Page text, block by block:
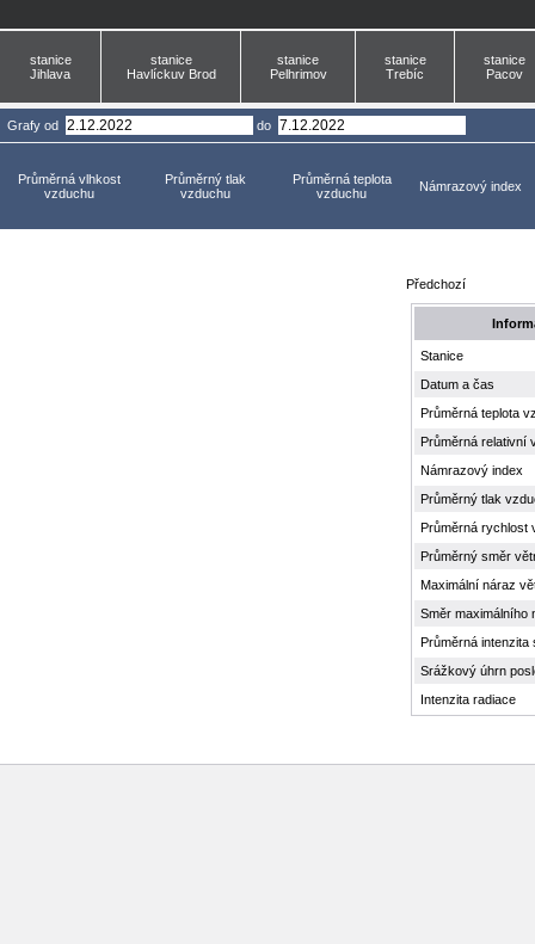
stanice
Jihlava
stanice
Havlíckuv Brod
stanice
Pelhrimov
stanice
Trebíc
stanice
Pacov
Grafy od do
Průměrná vlhkost
vzduchu
Průměrný tlak
vzduchu
Průměrná teplota
vzduchu
Námrazový index
Předchozí
Stanice
Datum a čas
Průměrná teplota
Průměrná relativní
Námrazový index
Průměrný tlak
Průměrná rychlost
Průměrný směr
Maximální náraz
Směr maximálního
Průměrná intenzita
Srážkový úhrn
Intenzita radiace